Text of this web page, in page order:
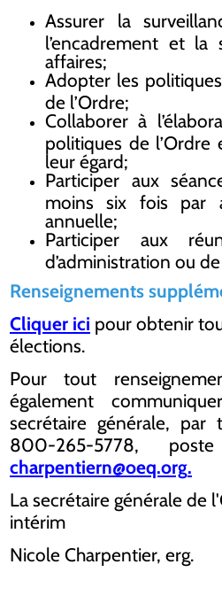
Assurer la
l’encadrement et
affaires;
Adopter les
de l’Ordre;
Collaborer à
politiques de
leur égard;
Participer aux
moins six fois par
annuelle;
Participer aux
d’administration ou
Renseignements
Cliquer ici pour obtenir
élections.
Pour tout
également
secrétaire générale,
800-265-5778,
charpentiern@oeq.org.
La secrétaire générale de
intérim
Nicole Charpentier, erg.